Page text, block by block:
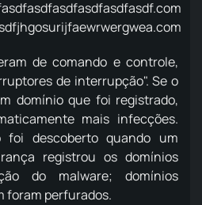
de comando e controle,
de interrupção". Se o
domínio que foi registrado,
mais infecções.
foi descoberto quando um
registrou os domínios
do malware; domínios
foram perfurados.